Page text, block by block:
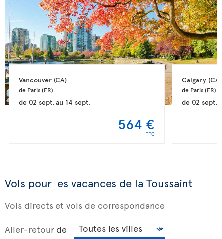
Vancouver (CA)
de Paris (FR)
de 02 sept.au 14 sept.
564 €
TTC
Calgary (CA)
de Paris (FR)
de 02 sept.
Vols pour les vacances de la Toussaint
Vols directs et vols de correspondance
Aller-retour de